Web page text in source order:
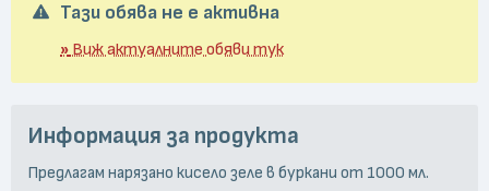
Тази обява не е активна
»Виж актуалните обяви тук
Информация за продукта
Предлагам нарязано кисело зеле в буркани от 1000 мл.